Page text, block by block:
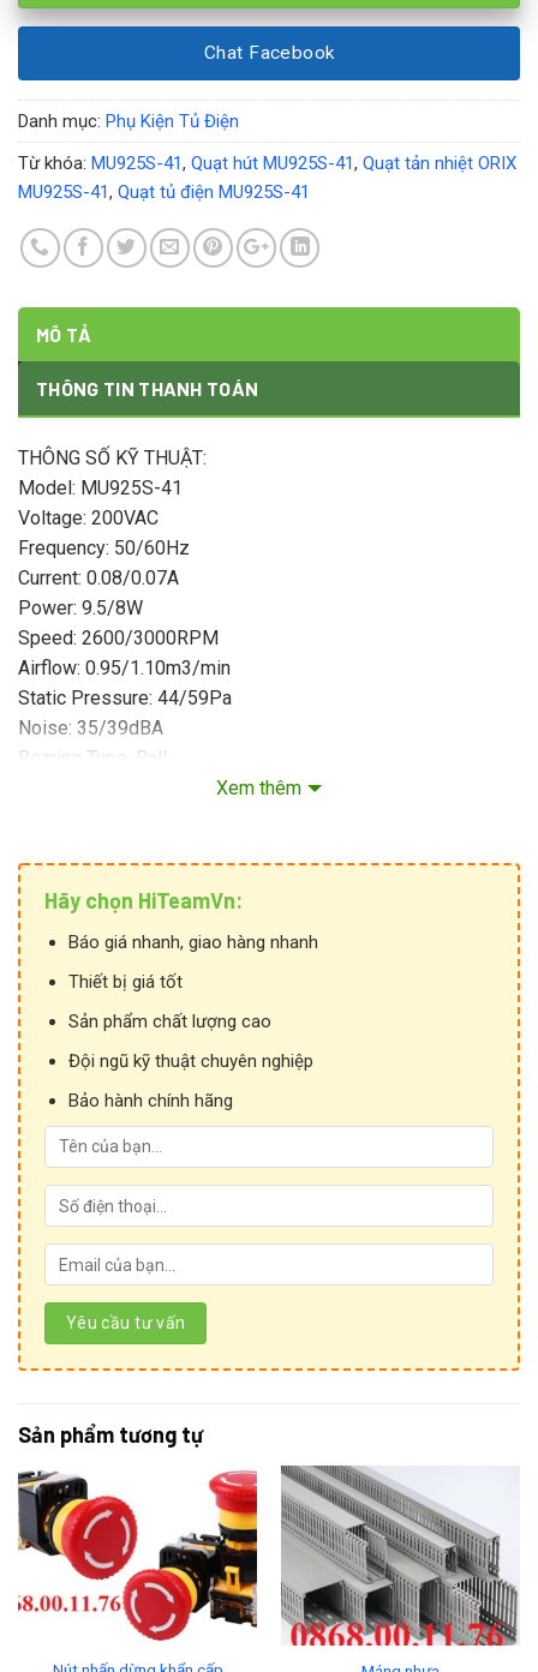
Chat Facebook
Danh mục: Phụ Kiện Tủ Điện
Từ khóa: MU925S-41, Quạt hút MU925S-41, Quạt tản nhiệt ORIX
MU925S-41, Quạt tủ điện MU925S-41
MÔ TẢ
THÔNG TIN THANH TOÁN
THÔNG SỐ KỸ THUẬT:
Model: MU925S-41
Voltage: 200VAC
Frequency: 50/60Hz
Current: 0.08/0.07A
Power: 9.5/8W
Speed: 2600/3000RPM
Airflow: 0.95/1.10m3/min
Static Pressure: 44/59Pa
Noise: 35/39dBA
Bearing Type: Ball
Termination: 2 Terminals
Origin: Japan
Xem thêm
Hãy chọn HiTeamVn:
Báo giá nhanh, giao hàng nhanh
Thiết bị giá tốt
Sản phẩm chất lượng cao
Đội ngũ kỹ thuật chuyên nghiệp
Bảo hành chính hãng
Sản phẩm tương tự